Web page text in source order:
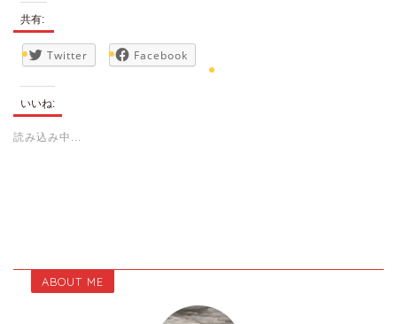
共有:
Twitter Facebook
いいね:
読み込み中...
ABOUT ME